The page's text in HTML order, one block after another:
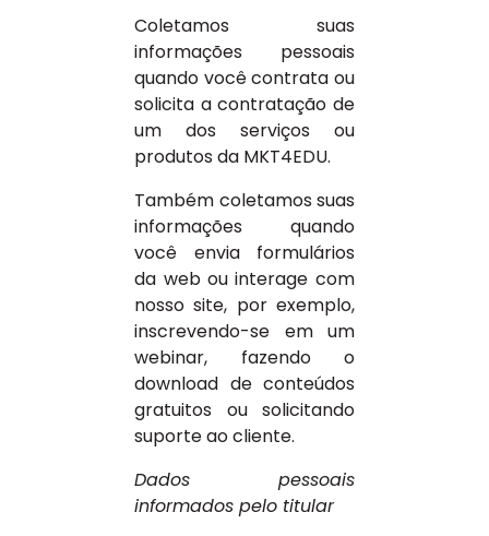
Coletamos suas
informações pessoais
quando você contrata ou
solicita a contratação de
um dos serviços ou
produtos da MKT4EDU.
Também coletamos suas
informações quando
você envia formulários
da web ou interage com
nosso site, por exemplo,
inscrevendo-se em um
webinar, fazendo o
download de conteúdos
gratuitos ou solicitando
suporte ao cliente.
Dados pessoais
informados pelo titular